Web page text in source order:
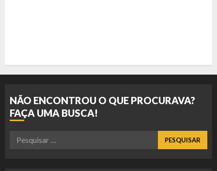
NÃO ENCONTROU O QUE PROCURAVA?
FAÇA UMA BUSCA!
Pesquisar